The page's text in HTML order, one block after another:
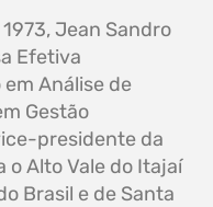
Jean Sandro
Efetiva
Análise de
Gestão
presidente da
o Alto Vale do Itajaí
Brasil e de Santa